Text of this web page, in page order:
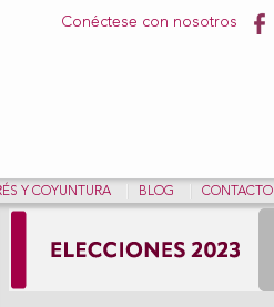
Conéctese con nosotros
Y COYUNTURA BLOG CONTACTO